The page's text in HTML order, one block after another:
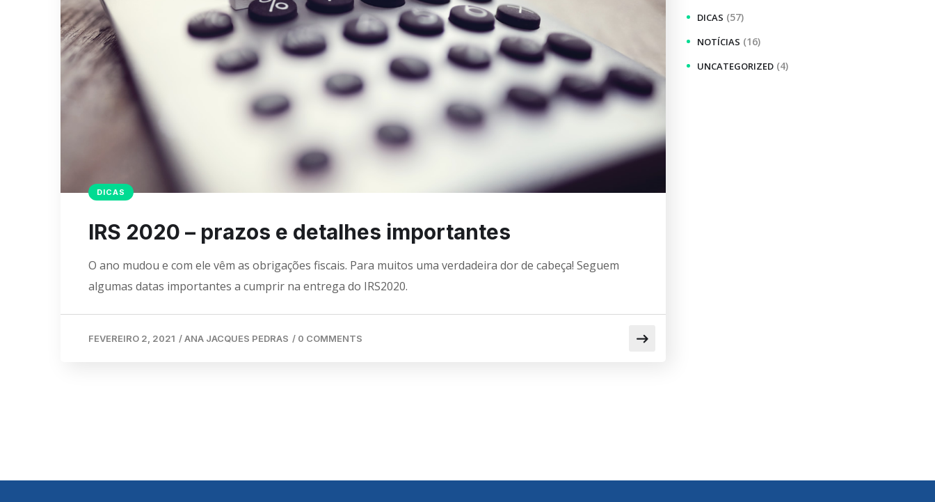
DICAS
IRS 2020 – prazos e detalhes importantes
O ano mudou e com ele vêm as obrigações fiscais. Para muitos uma verdadeira dor de cabeça! Seguem
algumas datas importantes a cumprir na entrega do IRS2020.
FEVEREIRO 2, 2021 /ANA JACQUES PEDRAS / 0 COMMENTS
DICAS (57)
NOTÍCIAS (16)
UNCATEGORIZED (4)